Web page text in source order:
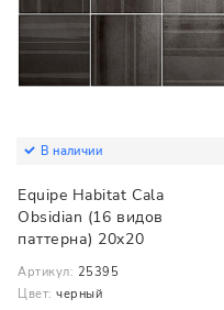
В наличии
Equipe Habitat Cala
Obsidian (16 видов
паттерна) 20x20
Артикул: 25395
Цвет: черный